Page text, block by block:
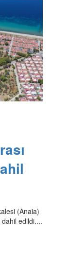
(Anaia)
dahil edildi....